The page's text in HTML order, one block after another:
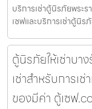
บริการเช่าตู้นิรภัยพระ
เซฟและบริการเช่าตู้นิ
ตู้นิรภัยให้เช่าบ
เช่าสำหรับการเ
ของมีค่า ตู้เซฟ